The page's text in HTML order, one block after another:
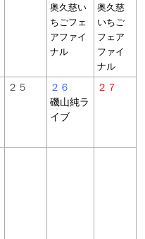
奥久慈い
ちごフェ
アファイ
ナル
奥久慈
いちご
フェア
ファイ
ナル
２５
２６
磯山純ラ
イブ
２７